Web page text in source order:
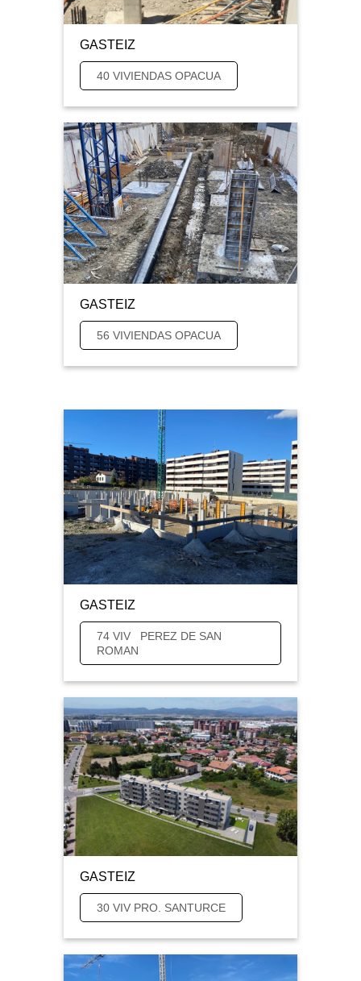
GASTEIZ
40 VIVIENDAS OPACUA
GASTEIZ
56 VIVIENDAS OPACUA
GASTEIZ
74 VIV PEREZ DE SAN
ROMAN
GASTEIZ
30 VIV PRO. SANTURCE